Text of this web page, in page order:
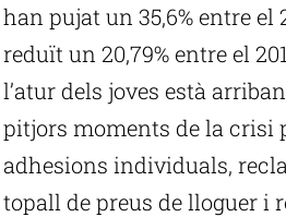
han pujat un 35,6% entre el
reduït un 20,79% entre el
l’atur dels joves està
pitjors moments de la crisi
adhesions individuals,
topall de preus de lloguer i